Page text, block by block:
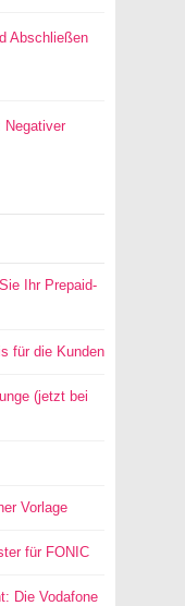
Abschließen
Negativer
Ihr Prepaid-
für die Kunden
(jetzt bei
Vorlage
für FONIC
Die Vodafone